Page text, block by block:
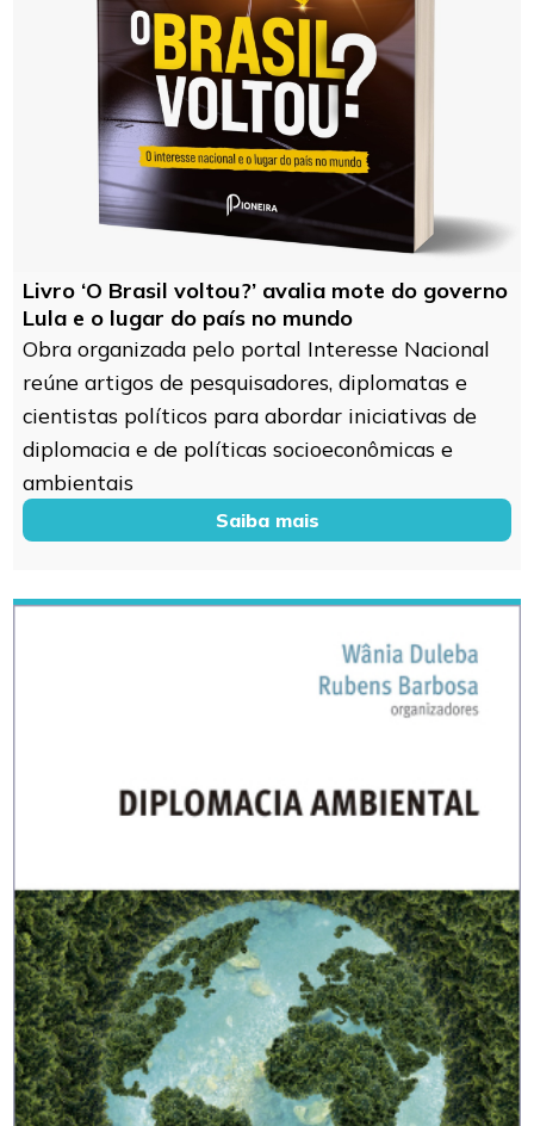
Livro ‘O Brasil voltou?’ avalia mote do governo
Lula e o lugar do país no mundo
Obra organizada pelo portal Interesse Nacional
reúne artigos de pesquisadores, diplomatas e
cientistas políticos para abordar iniciativas de
diplomacia e de políticas socioeconômicas e
ambientais
Saiba mais